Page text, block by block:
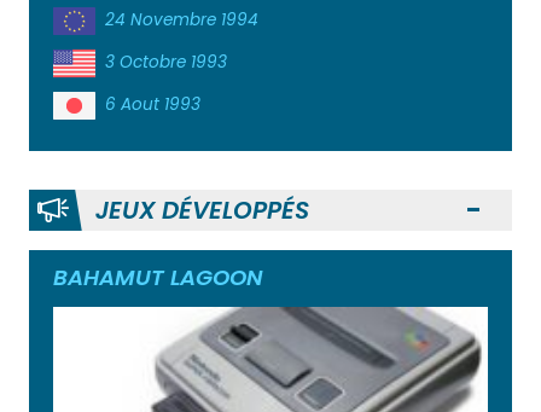
24 Novembre 1994
3 Octobre 1993
6 Aout 1993
JEUX DÉVELOPPÉS
BAHAMUT LAGOON